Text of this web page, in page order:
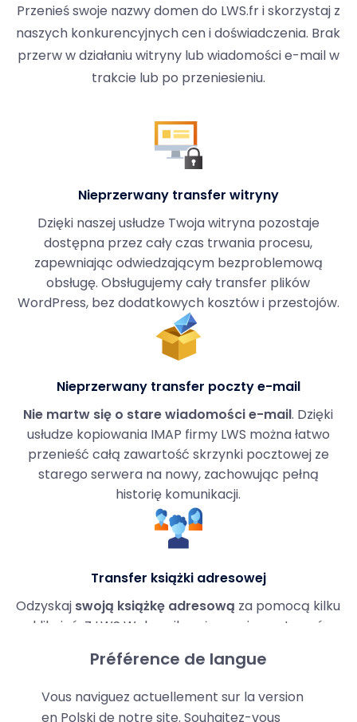
Przenieś swoje nazwy domen do LWS.fr i skorzystaj z
naszych konkurencyjnych cen i doświadczenia. Brak
przerw w działaniu witryny lub wiadomości e-mail w
trakcie lub po przeniesieniu.
Nieprzerwany transfer witryny
Dzięki naszej usłudze Twoja witryna pozostaje
dostępna przez cały czas trwania procesu,
zapewniając odwiedzającym bezproblemową
obsługę. Obsługujemy cały transfer plików
WordPress, bez dodatkowych kosztów i przestojów.
Nieprzerwany transfer poczty e-mail
Nie martw się o stare wiadomości e-mail. Dzięki
usłudze kopiowania IMAP firmy LWS można łatwo
przenieść całą zawartość skrzynki pocztowej ze
starego serwera na nowy, zachowując pełną
historię komunikacji.
Transfer książki adresowej
Odzyskaj swoją książkę adresową za pomocą kilku
kliknięć. Z LWS Webmail możesz zaimportować
samym doświadczeniem, co wcześniej, bez utraty
Préférence de langue
Vous naviguez actuellement sur la version
en Polski de notre site. Souhaitez-vous